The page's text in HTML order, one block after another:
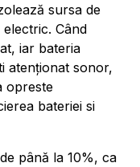
sursa de
Când
iar bateria
atenționat sonor,
opreste
bateriei si
până la 10%, ca